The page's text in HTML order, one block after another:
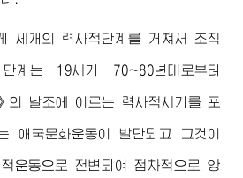
세개의 력사적단계를 거쳐서 조직
계는 19세기 70~80년대로부터
의 날조에 이르는 력사적시기를 포
애국문화운동이 발단되고 그것이
운동으로 전변되여 점차적으로 앙